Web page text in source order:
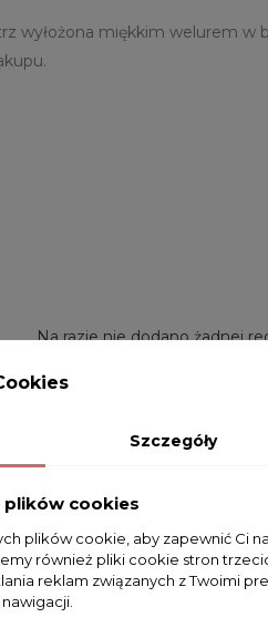
wyłożona miękkim welurem
Na razie nie dodano żadnej
Szczegóły
cookies
plików cookie, aby zapewnić Ci
również pliki cookie stron
reklam związanych z Twoimi